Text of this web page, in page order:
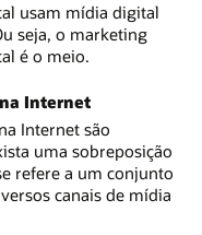
usam mídia digital
seja, o marketing
é o meio.
Internet
Internet são
uma sobreposição
refere a um conjunto
canais de mídia